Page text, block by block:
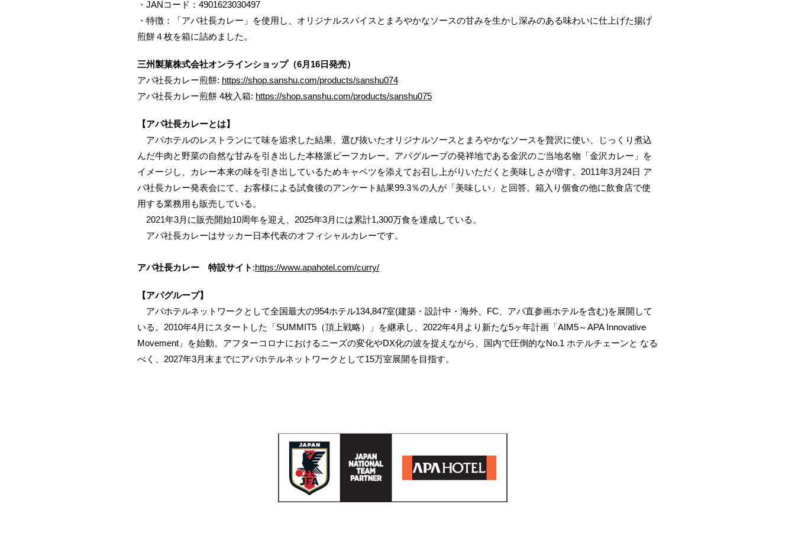
・JANコード：4901623030497
・特徴：「アパ社長カレー」を使用し、オリジナルスパイスとまろやかなソースの甘みを生かし深みのある味わいに仕上げた揚げ
煎餅４枚を箱に詰めました。
三州製菓株式会社オンラインショップ（6月16日発売）
アパ社長カレー煎餅: https://shop.sanshu.com/products/sanshu074
アパ社長カレー煎餅 4枚入箱: https://shop.sanshu.com/products/sanshu075
【アパ社長カレーとは】
アパホテルのレストランにて味を追求した結果、選び抜いたオリジナルソースとまろやかなソースを贅沢に使い、じっくり煮込
んだ牛肉と野菜の自然な甘みを引き出した本格派ビーフカレー。アパグループの発祥地である金沢のご当地名物「金沢カレー」を
イメージし、カレー本来の味を引き出しているためキャベツを添えてお召し上がりいただくと美味しさが増す。2011年3月24日 ア
パ社長カレー発表会にて、お客様による試食後のアンケート結果99.3％の人が「美味しい」と回答。箱入り個食の他に飲食店で使
用する業務用も販売している。
2021年3月に販売開始10周年を迎え、2025年3月には累計1,300万食を達成している。
アパ社長カレーはサッカー日本代表のオフィシャルカレーです。
アパ社長カレー 特設サイト :https://www.apahotel.com/curry/
【アパグループ】
アパホテルネットワークとして全国最大の954ホテル134,847室(建築・設計中・海外、FC、アパ直参画ホテルを含む)を展開して
いる。2010年4月にスタートした「SUMMIT5（頂上戦略）」を継承し、2022年4月より新たな5ヶ年計画「AIM5～APA Innovative
Movement」を始動。アフターコロナにおけるニーズの変化やDX化の波を捉えながら、国内で圧倒的なNo.1 ホテルチェーンと なる
べく、2027年3月末までにアパホテルネットワークとして15万室展開を目指す。